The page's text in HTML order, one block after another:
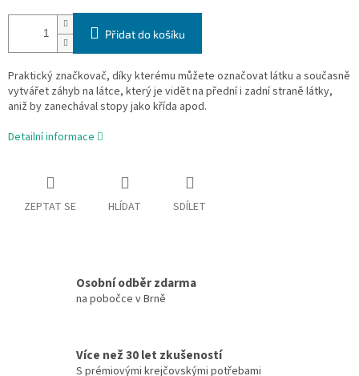
Přidat do košíku
Praktický značkovač, díky kterému můžete označovat látku a současně
vytvářet záhyb na látce, který je vidět na přední i zadní straně látky,
aniž by zanechával stopy jako křída apod.
Detailní informace
ZEPTAT SE HLÍDAT SDÍLET
Osobní odběr zdarma
na pobočce v Brně
Více než 30 let zkušeností
S prémiovými krejčovskými potřebami